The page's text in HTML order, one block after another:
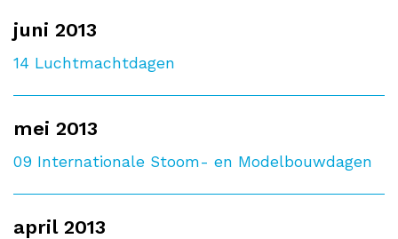
juni 2013
14 Luchtmachtdagen
mei 2013
09 Internationale Stoom- en Modelbouwdagen
april 2013